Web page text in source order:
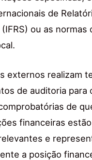
de
ou as normas
externos realizam
de auditoria para
de
financeiras
e
a posição